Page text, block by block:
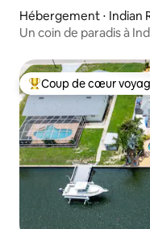
Hébergement ⋅ Indian
Un coin de paradis à
Coups de cœur
Coup de cœur